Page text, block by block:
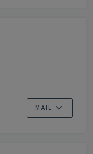
MAIL